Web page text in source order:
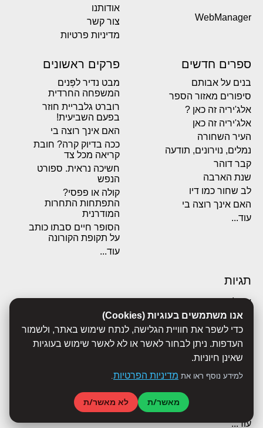
אנו משתמשים בעוגיות (Cookies)
כדי לשפר את חוויית הגלישה, לנתח שימוש באתר, ולשמור
העדפות. ניתן לבחור לאשר או לא לאשר שימוש בעוגיות
שאינן חיוניות.
למידע נוסף ראו את מדיניות הפרטיות.
מאשר/ת לא מאשר/ת
WebManager
אודותנו
צור קשר
מדיניות פרטיות
ספרים חדשים
בנים על אבותם
סיפורים מאזור הספר
אלג'יריה זה כאן ?
אלג'יריה זה כאן
העיר השחורה
נמלים, נוירונים, תודעה
קבר דוהר
שנת הארבה
לב שחור כמו דיו
האם אינך רוצה בי
עוד...
פרקים ראשונים
מבט נדיר לפְּנים
המשפחה החרדית
רוברט גלבריית חוזר
בפעם השביעית!
האם אינך רוצה בי
ככה בדיוק קרה? חובת
קריאה מכל צד
חשיכה נראית. ספורט
הנפש
קולה או פפסי?
התפתחות התחרות
המודרנית
הסופר חיים סבתו כותב
על תקופת הקורונה
עוד...
תגיות
אבולוציה
אכסדרה
אנשים
ביוגרפיות
ביולוגיה
ג'רונימו סטילטון
עוד...